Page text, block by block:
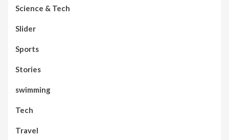
Science & Tech
Slider
Sports
Stories
swimming
Tech
Travel